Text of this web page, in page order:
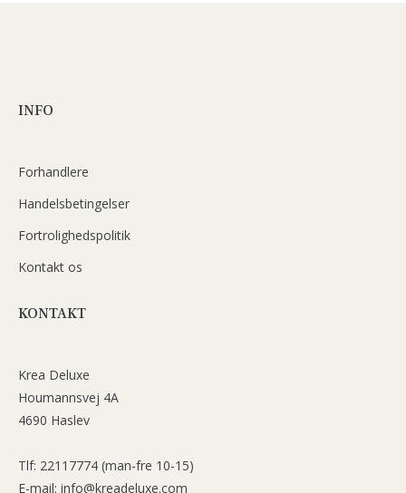
INFO
Forhandlere
Handelsbetingelser
Fortrolighedspolitik
Kontakt os
KONTAKT
Krea Deluxe
Houmannsvej 4A
4690 Haslev
Tlf: 22117774 (man-fre 10-15)
E-mail: info@kreadeluxe.com